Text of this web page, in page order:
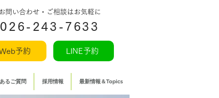
問い合わせ・ご相談はお気軽に
026-243-7633
予約 LINE予約
るご質問 採用情報 最新情報＆Topics